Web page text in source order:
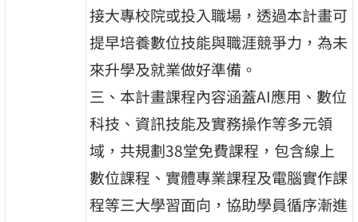
接大專校院或投入職場，透過本計畫可
提早培養數位技能與職涯競爭力，為未
來升學及就業做好準備。
三、本計畫課程內容涵蓋AI應用、數位
科技、資訊技能及實務操作等多元領
域，共規劃38堂免費課程，包含線上
數位課程、實體專業課程及電腦實作課
程等三大學習面向，協助學員循序漸進